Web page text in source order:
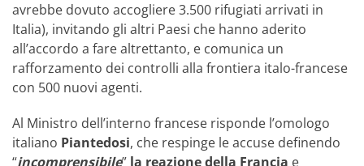
avrebbe dovuto accogliere 3.500 rifugiati arrivati in
Italia), invitando gli altri Paesi che hanno aderito
all’accordo a fare altrettanto, e comunica un
rafforzamento dei controlli alla frontiera italo-francese
con 500 nuovi agenti.
Al Ministro dell’interno francese risponde l’omologo
italiano Piantedosi, che respinge le accuse definendo
“incomprensibile” la reazione della Francia e